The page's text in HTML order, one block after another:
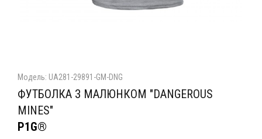
Модель: UA281-29891-GM-DNG
ФУТБОЛКА З МАЛЮНКОМ "DANGEROUS
MINES"
P1G®